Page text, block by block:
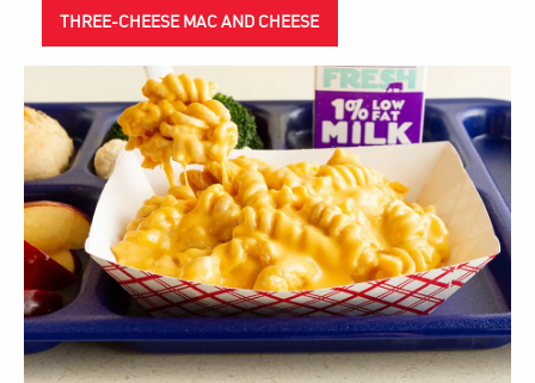
THREE-CHEESE MAC AND CHEESE